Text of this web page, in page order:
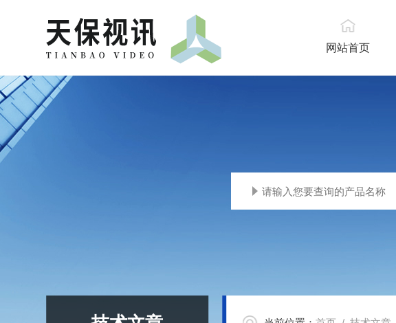
网站首页